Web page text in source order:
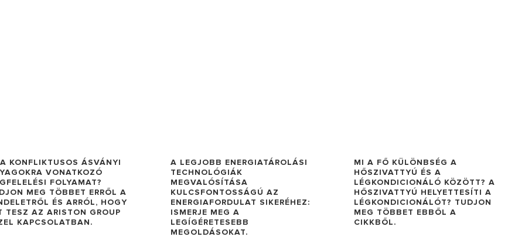
KONFLIKTUSOS ÁSVÁNYI
VONATKOZÓ
FOLYAMAT?
MEG TÖBBET ERRŐL A
ÉS ARRÓL, HOGY
TESZ AZ ARISTON GROUP
KAPCSOLATBAN.
A LEGJOBB ENERGIATÁROLÁSI
TECHNOLÓGIÁK
MEGVALÓSÍTÁSA
KULCSFONTOSSÁGÚ AZ
ENERGIAFORDULAT SIKERÉHEZ:
ISMERJE MEG A
LEGÍGÉRETESEBB
MEGOLDÁSOKAT.
MI A FŐ KÜLÖNBSÉG A
HŐSZIVATTYÚ ÉS A
LÉGKONDICIONÁLÓ KÖZÖTT? A
HŐSZIVATTYÚ HELYETTESÍTI A
LÉGKONDICIONÁLÓT? TUDJON
MEG TÖBBET EBBŐL A
CIKKBŐL.